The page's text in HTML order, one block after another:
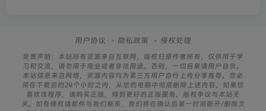
用户协议 隐私政策 侵权处理
免责声明：本站所有资源来自互联网，版权归原作者所有，仅供用于学
习和交流，请勿用于商业或者非法用途。否则，一切后果请用户自负。
本站信息来自网络，资源内容均为第三方用户自行上传分享推荐。您必
须在下载后的24个小时之内，从您的电脑中彻底删除上述内容。如果您
喜欢该程序，请购买正版，得到更好的正版服务。版权争议与本站无
关。如有侵权请邮件与我们联系，我们将在确认后第一时间断开/删除文